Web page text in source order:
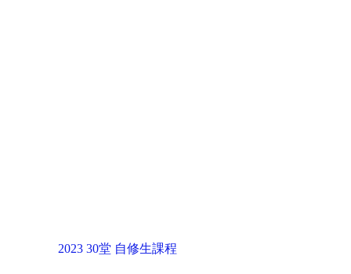
2023 30堂 自修生課程